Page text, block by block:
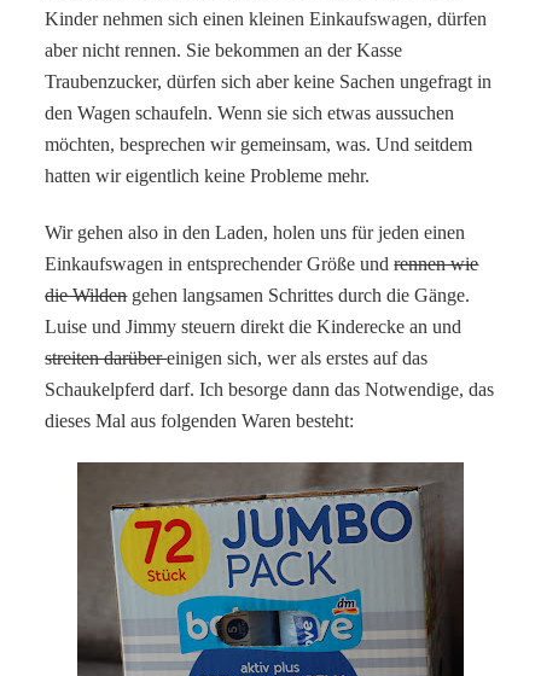
Kinder nehmen sich einen kleinen Einkaufswagen, dürfen
aber nicht rennen. Sie bekommen an der Kasse
Traubenzucker, dürfen sich aber keine Sachen ungefragt in
den Wagen schaufeln. Wenn sie sich etwas aussuchen
möchten, besprechen wir gemeinsam, was. Und seitdem
hatten wir eigentlich keine Probleme mehr.
Wir gehen also in den Laden, holen uns für jeden einen
Einkaufswagen in entsprechender Größe undrennen wie
die Wildengehen langsamen Schrittes durch die Gänge.
Luise und Jimmy steuern direkt die Kinderecke an und
streiten darübereinigen sich, wer als erstes auf das
Schaukelpferd darf. Ich besorge dann das Notwendige, das
dieses Mal aus folgenden Waren besteht: